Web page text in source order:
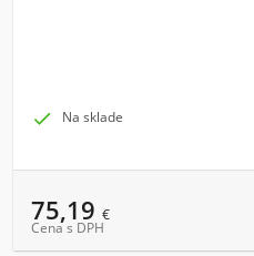
 Na sklade
75,19 €
Cena s DPH